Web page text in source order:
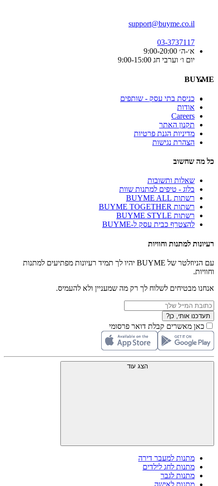
support@buyme.co.il
03-3737117
א׳-ה׳ 9:00-20:00
יום ו׳ וערבי חג 9:00-15:00
BUYME
כניסת בתי עסק - שותפים
אודות
Careers
תקנון האתר
מדיניות הגנת פרטיות
הצהרת נגישות
כל מה שחשוב
שאלות ותשובות
בלוג - טיפים למתנות שוות
רשתות BUYME ALL
רשתות BUYME TOGETHER
רשתות BUYME STYLE
להצטרף כבית עסק ל-BUYME
רעיונות למתנות וחוויות
עם הניוזלטר של BUYME יהיו לך תמיד רעיונות מפתיעים למתנות
וחוויות.
אנחנו מבטיחים לשלוח לך רק מה שמעניין ולא להעמיס.
תעדכנו אותי, כן?
כאן מאשרים קבלת דואר פרסומי
הצג עוד
מתנות למעבר דירה
מתנות לחג לילדים
מתנות לגבר
מתנות לאישה